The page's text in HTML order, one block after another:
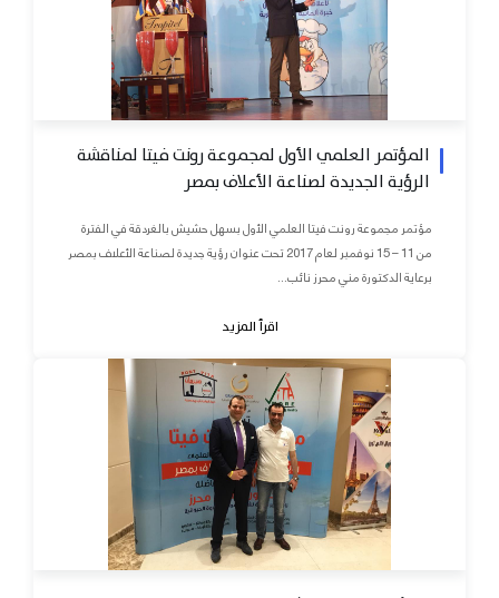
المؤتمر العلمي الأول لمجموعة رونت فيتا لمناقشة
الرؤية الجديدة لصناعة الأعلاف بمصر
مؤتمر مجموعة رونت فيتا العلمي الأول بسهل حشيش بالغردقة في الفترة
من 11 – 15 نوفمبر لعام 2017 تحت عنوان رؤية جديدة لصناعة الأعلاف بمصر
برعاية الدكتورة مني محرز نائب...
اقرأ المزيد